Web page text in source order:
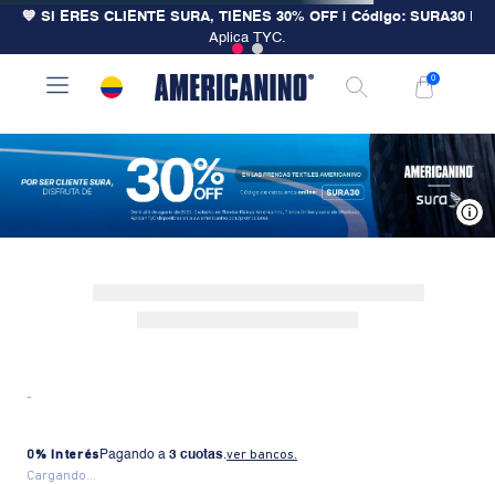
💙 SI ERES CLIENTE SURA, TIENES 30% OFF | Código: SURA30
Aplica TYC.
0
-
0% Interés Pagando a 3 cuotas.ver bancos.
Cargando...